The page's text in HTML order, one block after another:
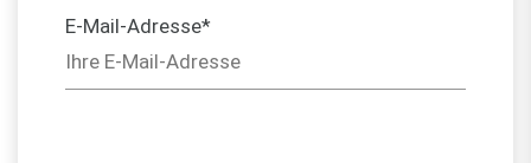
E-Mail-Adresse*